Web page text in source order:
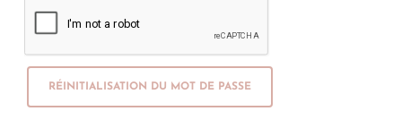
RÉINITIALISATION DU MOT DE PASSE